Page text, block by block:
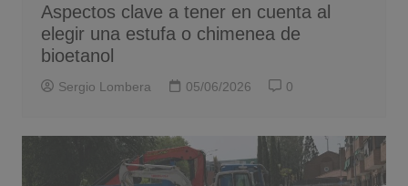
Aspectos clave a tener en cuenta al
elegir una estufa o chimenea de
bioetanol
Sergio Lombera 05/06/2026 0